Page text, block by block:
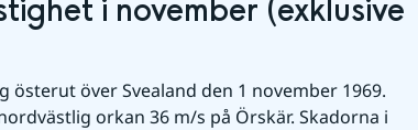
i november (exklusive
över Svealand den 1 november 1969.
orkan 36 m/s på Örskär. Skadorna i